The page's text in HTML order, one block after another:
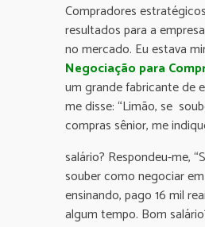
Compradores
resultados para a
no mercado. Eu estava
Negociação para
um grande fabricante de
me disse: “Limão, se
compras sênior, me
salário? Respondeu-me,
souber como negociar
ensinando, pago 16 mil
algum tempo. Bom